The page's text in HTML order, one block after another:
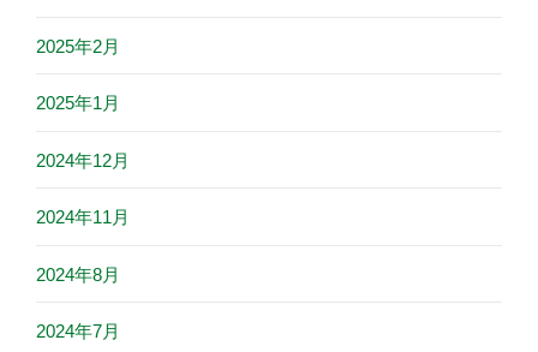
2025年2月
2025年1月
2024年12月
2024年11月
2024年8月
2024年7月